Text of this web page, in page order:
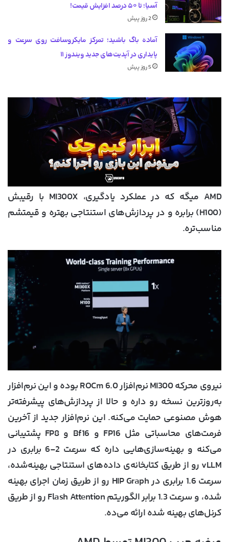
آسیا؛ تا ۵۰ درصد افزایش قیمت!
2 روز پیش
آماده باگ باشید؛ تمرکز مایکروسافت روی سرعت و
پایداری در آپدیت‌های جدید ویندوز ۱۱
5 روز پیش
AMD میگه که در عملکرد یادگیری، MI300X با رقیبش
(H100) برابره و در پردازش‌های استنتاجی بهتره و قیمتشم
مناسب‌تره.
نیروی محرکه MI300 نرم‌افزار ROCm 6.0 بوده و این نرم‌افزار
به‌روزترین نسخه رو داره و حالا از پردازش‌های پیشرفته‌تر
هوش مصنوعی حمایت می‌کنه. این نرم‌افزار جدید از آخرین
فرمت‌های محاسباتی مثل FP16 و Bf16 و FP8 پشتیبانی
می‌کنه و بهینه‌سازی‌هایی داره که سرعت 2-6 برابری در
vLLM رو از طریق کتابخانه‌ی داده‌های استنتاجی بهینه‌شده،
سرعت 1.6 برابری در HIP Graph رو از طریق زمان اجرای بهینه
شده، و سرعت 1.3 برابر الگوریتم Flash Attention رو از طریق
کرنل‌های بهینه شده ارائه می‌ده.